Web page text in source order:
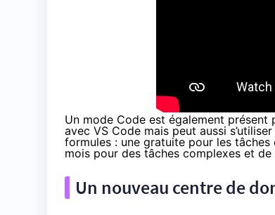
Un mode Code est également
avec VS Code mais peut aussi
formules : une gratuite pour les
mois pour des tâches complexes et
Un nouveau centre de